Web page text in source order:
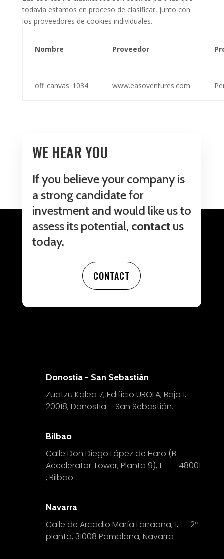
todavía estamos en proceso de clasificar, junto con
los proveedores de cookies individuales.
Nombre Proveedor
off_canvas_1034 www.easoventures.com
WE HEAR YOU
If you believe your company is
a strong candidate for
investment and would like us to
assess its potential, contact us
today.
CONTACT
Donostia - San Sebastián
Zuatzu Kalea 7, Edificio UROLA, Bajo 1.
20018, Donostia – San Sebastián.
Bilbao
Calle Don Diego López de Haro (B
Accelerator Tower, Planta 9), 1. 48001
, Bilbao
Navarra
Calle de Arcadio María Larraona, 1, 2ª
planta, 31008 Pamplona, Navarra